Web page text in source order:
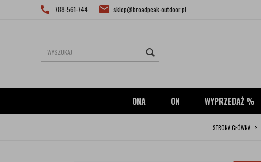
788-561-744 sklep@broadpeak-outdoor.pl
ONA ON WYPRZEDAŻ %
STRONA GŁÓWNA